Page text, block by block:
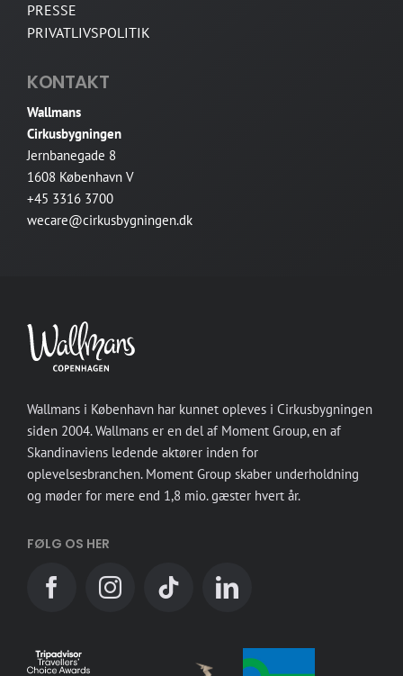
Wallmans i København har kunnet opleves i Cirkusbygningen
siden 2004. Wallmans er en del af Moment Group, en af
Skandinaviens ledende aktører inden for
oplevelsesbranchen. Moment Group skaber underholdning
og møder for mere end 1,8 mio. gæster hvert år.
FØLG OS HER
PRESSE
PRIVATLIVSPOLITIK
KONTAKT
Wallmans
Cirkusbygningen
Jernbanegade 8
1608 København V
+45 3316 3700
wecare@cirkusbygningen.dk